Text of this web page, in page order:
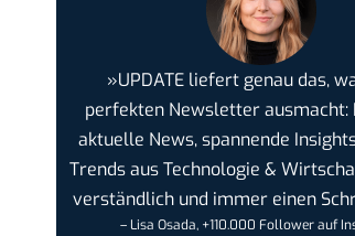
»UPDATE liefert genau das,
perfekten Newsletter ausmacht:
aktuelle News, spannende
Trends aus Technologie &
verständlich und immer einen
– Lisa Osada, +110.000 Follower auf